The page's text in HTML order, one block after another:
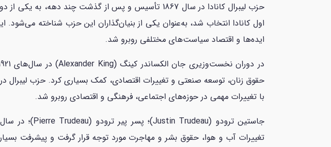
حزب لیبرال کانادا در سال 1867 تأسیس و پس از گذشت
اول کانادا انتخاب شد، به‌عنوان یکی از بنیان‌گذاران این حزب شناخته
ایده‌ها و اقتصاد سیاست‌های مختلفی روبرو شد.
با تغییرات مهمی در حوزه‌های اجتماعی، فرهنگی و اقتصادی روبرو شد.